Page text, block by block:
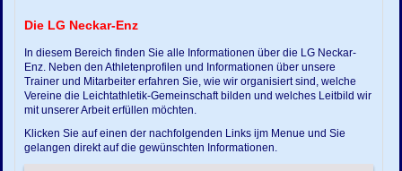
Die LG Neckar-Enz
In diesem Bereich finden Sie alle Informationen über die LG Neckar-
Enz. Neben den Athletenprofilen und Informationen über unsere
Trainer und Mitarbeiter erfahren Sie, wie wir organisiert sind, welche
Vereine die Leichtathletik-Gemeinschaft bilden und welches Leitbild wir
mit unserer Arbeit erfüllen möchten.
Klicken Sie auf einen der nachfolgenden Links ijm Menue und Sie
gelangen direkt auf die gewünschten Informationen.